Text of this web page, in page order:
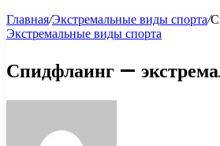
Главная/Экстремальные виды спорта/
Экстремальные виды спорта
Спидфлаинг —